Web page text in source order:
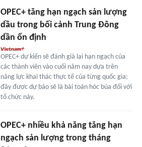
OPEC+ tăng hạn ngạch sản lượng
dầu trong bối cảnh Trung Đông
dần ổn định
OPEC+ dự kiến sẽ đánh giá lại hạn ngạch của
các thành viên vào cuối năm nay dựa trên
năng lực khai thác thực tế của từng quốc gia;
đây được dự báo sẽ là bài toán hóc búa đối với
tổ chức này.
OPEC+ nhiều khả năng tăng hạn
ngạch sản lượng trong tháng